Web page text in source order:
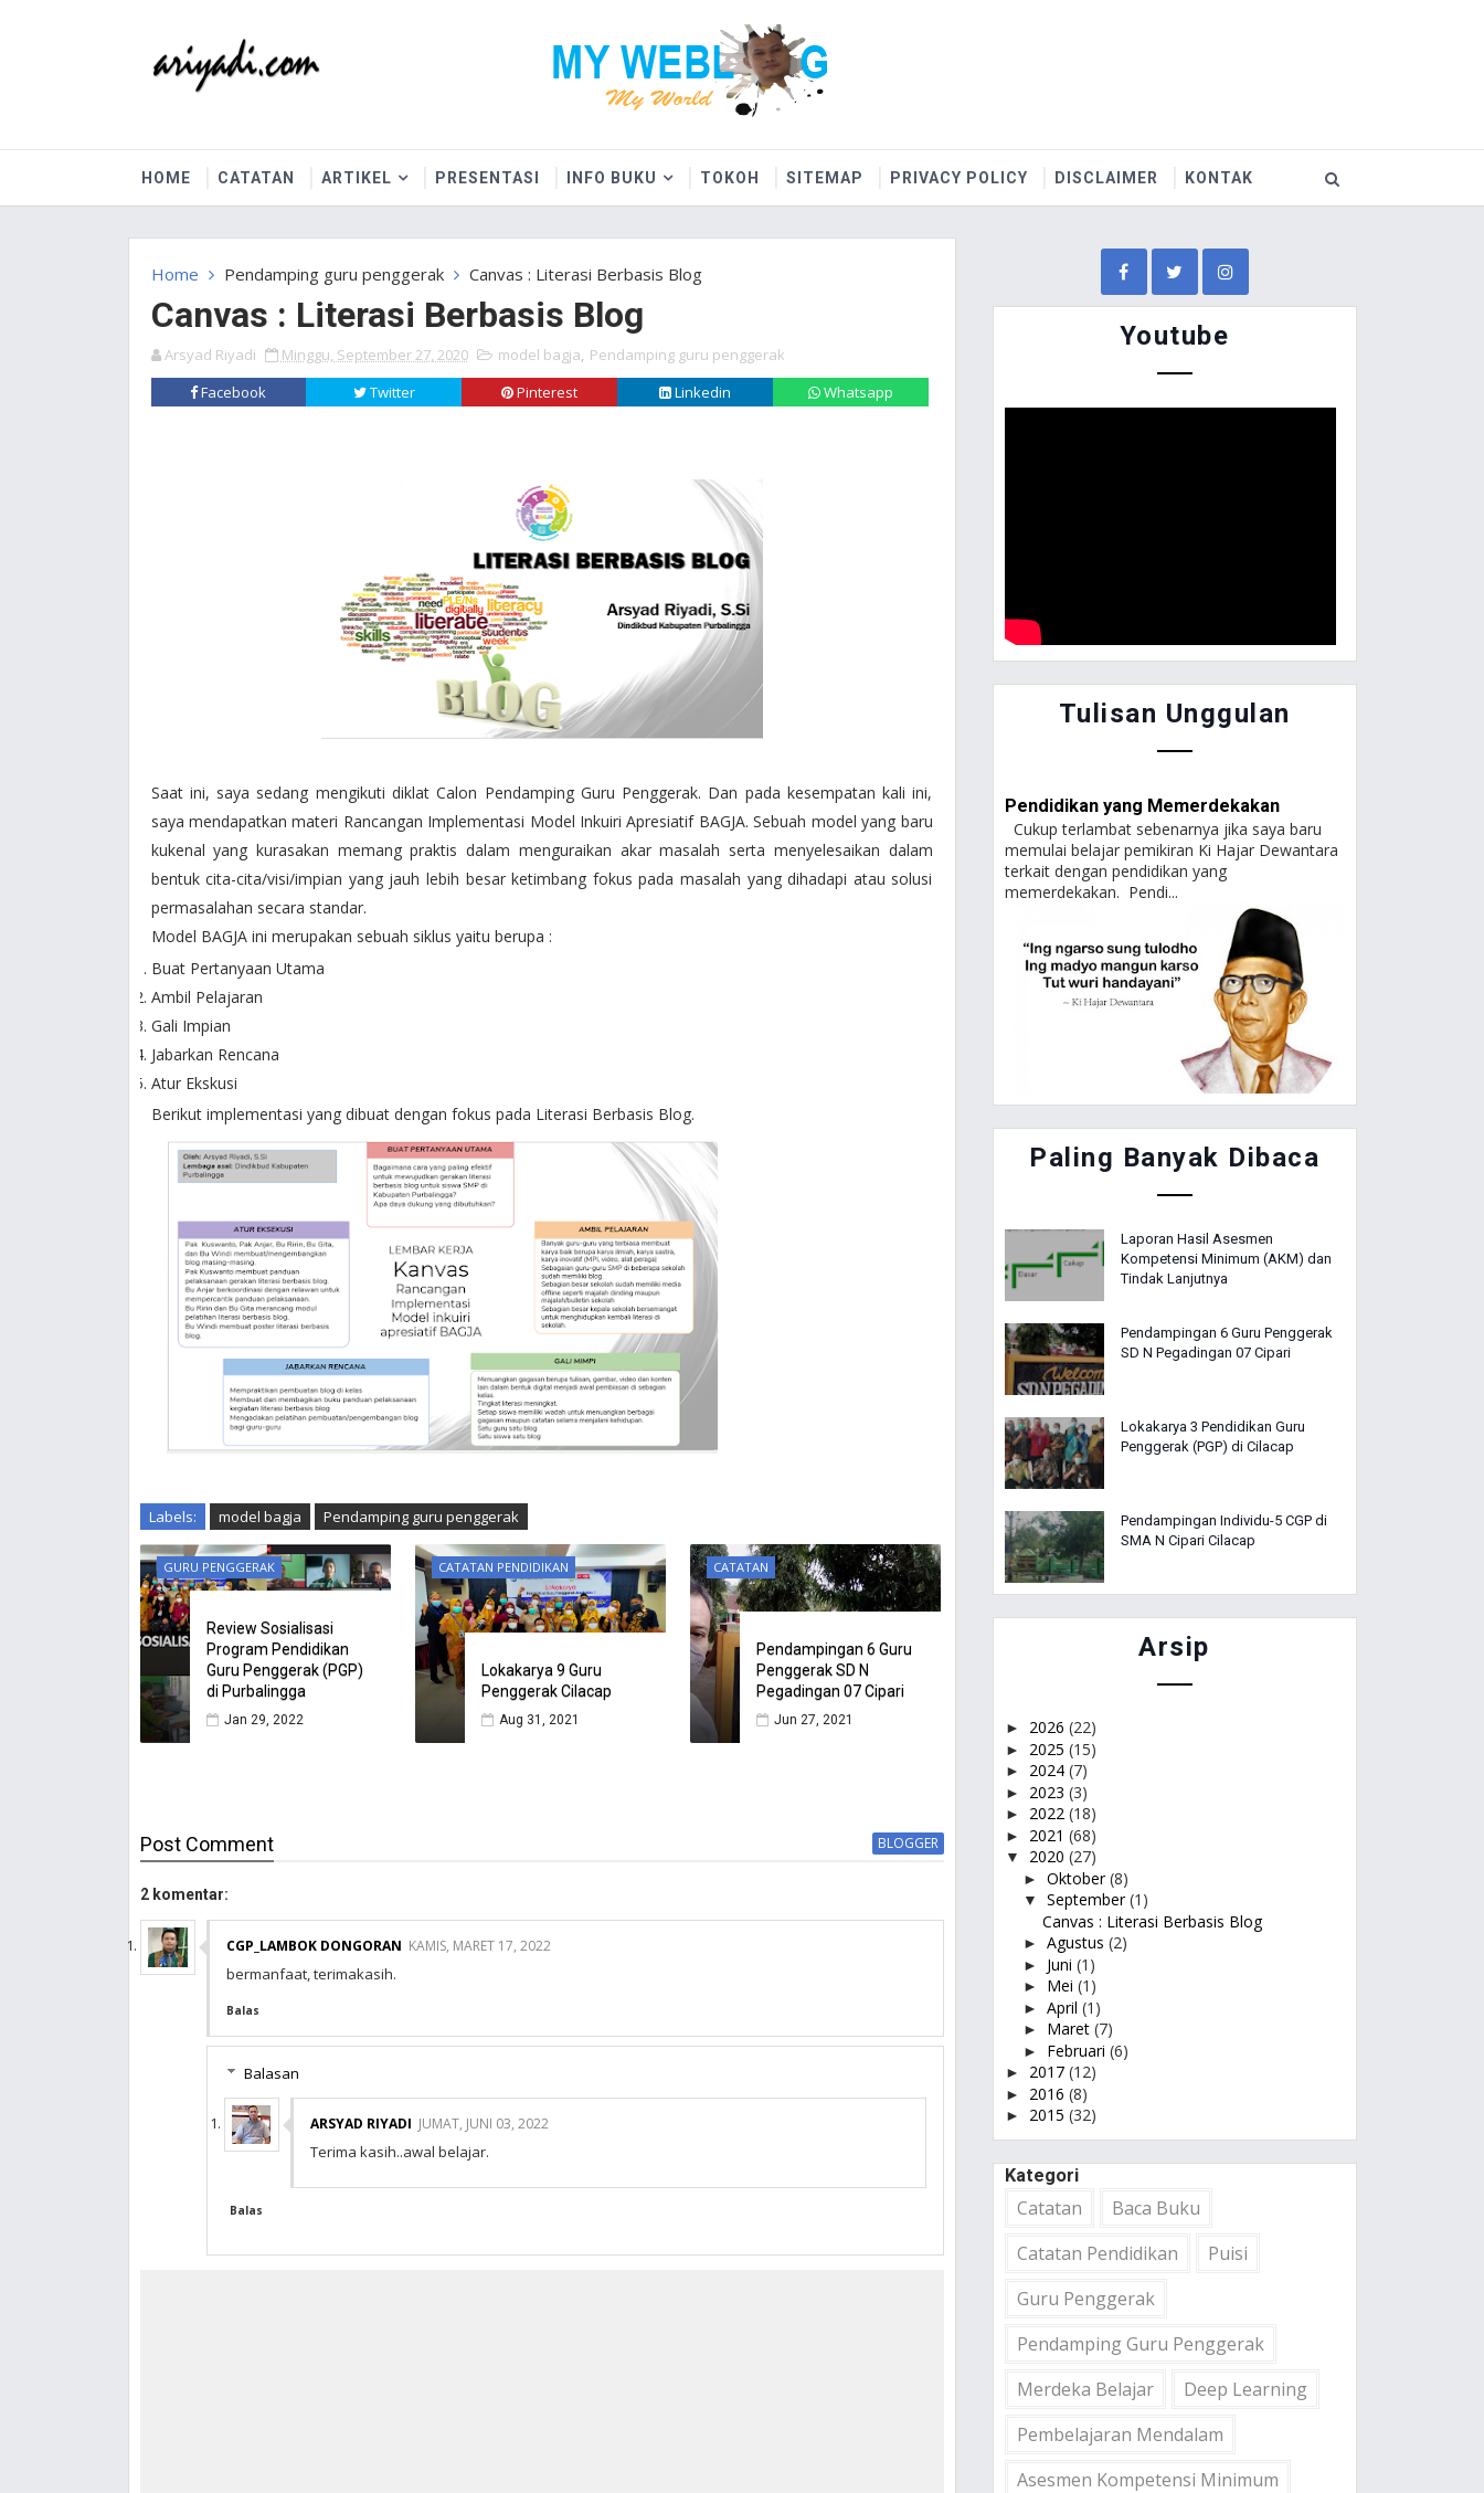
HOME CATATAN ARTIKEL PRESENTASI INFO BUKU TOKOH SITEMAP PRIVACY POLICY DISCLAIMER KONTAK
Home Pendamping guru penggerak Canvas : Literasi Berbasis Blog
Canvas : Literasi Berbasis Blog
Arsyad Riyadi Minggu, September 27, 2020 model bagja, Pendamping guru penggerak
Facebook
Twitter Pinterest Linkedin Whatsapp
Saat ini, saya sedang mengikuti diklat Calon Pendamping Guru Penggerak. Dan pada kesempatan kali ini,
saya mendapatkan materi Rancangan Implementasi Model Inkuiri Apresiatif BAGJA. Sebuah model yang baru
kukenal yang kurasakan memang praktis dalam menguraikan akar masalah serta menyelesaikan dalam
bentuk cita-cita/visi/impian yang jauh lebih besar ketimbang fokus pada masalah yang dihadapi atau solusi
permasalahan secara standar.
Model BAGJA ini merupakan sebuah siklus yaitu berupa :
Buat Pertanyaan Utama
Ambil Pelajaran
Gali Impian
Jabarkan Rencana
Atur Ekskusi
Berikut implementasi yang dibuat dengan fokus pada Literasi Berbasis Blog.
Labels: model bagja Pendamping guru penggerak
GURU PENGGERAK
Review Sosialisasi
Program Pendidikan
Guru Penggerak (PGP)
di Purbalingga
Jan 29, 2022
CATATAN PENDIDIKAN
Lokakarya 9 Guru
Penggerak Cilacap
Aug 31, 2021
CATATAN
Pendampingan 6 Guru
Penggerak SD N
Pegadingan 07 Cipari
Jun 27, 2021
Post Comment BLOGGER
2 komentar:
CGP_LAMBOK DONGORAN KAMIS, MARET 17, 2022
bermanfaat, terimakasih.
Balas
Balasan
ARSYAD RIYADI JUMAT, JUNI 03, 2022
Terima kasih..awal belajar.
Balas
Youtube
Tulisan Unggulan
Pendidikan yang Memerdekakan
Cukup terlambat sebenarnya jika saya baru
memulai belajar pemikiran Ki Hajar Dewantara
terkait dengan pendidikan yang
memerdekakan. Pendi...
Paling Banyak Dibaca
Laporan Hasil Asesmen
Kompetensi Minimum (AKM) dan
Tindak Lanjutnya
Pendampingan 6 Guru Penggerak
SD N Pegadingan 07 Cipari
Lokakarya 3 Pendidikan Guru
Penggerak (PGP) di Cilacap
Pendampingan Individu-5 CGP di
SMA N Cipari Cilacap
Arsip
► 2026 (22)
► 2025 (15)
► 2024 (7)
► 2023 (3)
► 2022 (18)
► 2021 (68)
▼ 2020 (27)
►Oktober(8)
▼September(1)
Canvas : Literasi Berbasis Blog
►Agustus(2)
► Juni(1)
► Mei(1)
►April(1)
► Maret(7)
► Februari(6)
► 2017 (12)
► 2016 (8)
► 2015 (32)
Kategori
Catatan
Baca Buku
Catatan Pendidikan
Puisi
Guru Penggerak
Pendamping Guru Penggerak
Merdeka Belajar
Deep Learning
Pembelajaran Mendalam
Asesmen Kompetensi Minimum